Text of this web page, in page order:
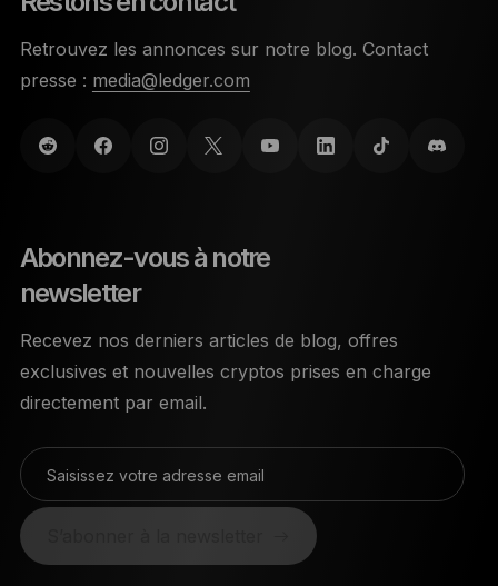
Retrouvez les annonces sur notre blog. Contact
presse : media@ledger.com
Abonnez-vous à notre
newsletter
Recevez nos derniers articles de blog, offres
exclusives et nouvelles cryptos prises en charge
directement par email.
Saisissez votre adresse email